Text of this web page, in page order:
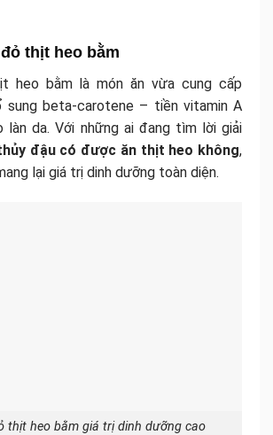
thịt heo bằm
heo bằm là món ăn vừa cung cấp
sung beta-carotene – tiền vitamin A
làn da. Với những ai đang tìm lời giải
đậu có được ăn thịt heo không,
lại giá trị dinh dưỡng toàn diện.
thịt heo bằm giá trị dinh dưỡng cao